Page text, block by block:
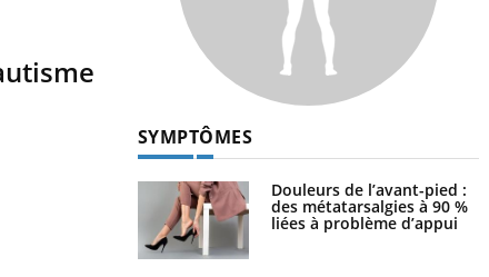
SYMPTÔMES
Douleurs de l’avant-pied :
des métatarsalgies à 90 %
liées à problème d’appui